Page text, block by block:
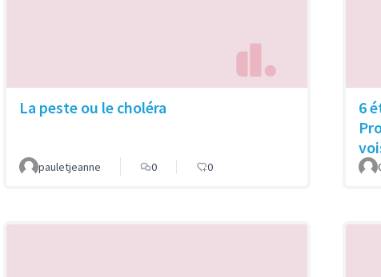
La peste ou le choléra
pauletjeanne 0 0
6